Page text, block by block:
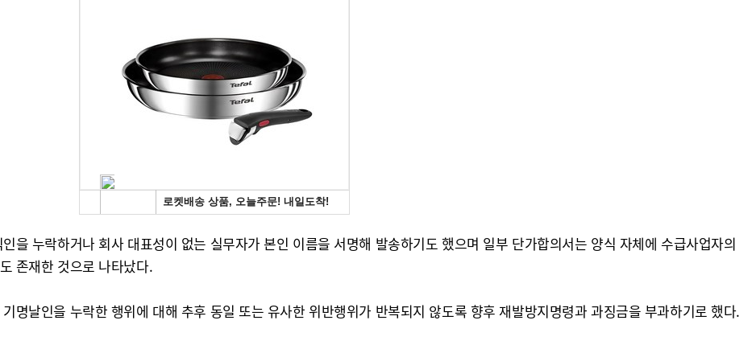
을 누락하거나 회사 대표성이 없는 실무자가 본인 이름을 서명해 발송하기도 했으며 일부 단가합의서는 양식 자체에 수급사업자의
존재한 것으로 나타났다.
명날인을 누락한 행위에 대해 추후 동일 또는 유사한 위반행위가 반복되지 않도록 향후 재발방지명령과 과징금을 부과하기로 했다.